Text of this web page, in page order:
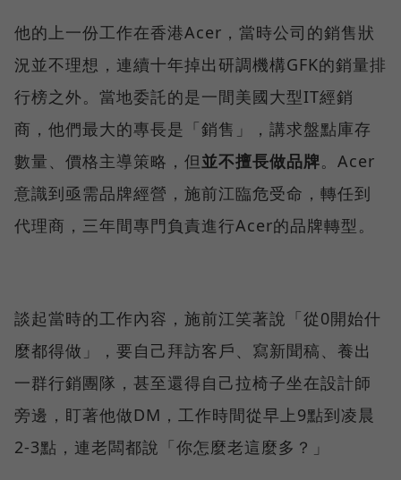
他的上一份工作在香港Acer，當時公司的銷售狀
況並不理想，連續十年掉出研調機構GFK的銷量排
行榜之外。當地委託的是一間美國大型IT經銷
商，他們最大的專長是「銷售」，講求盤點庫存
數量、價格主導策略，但並不擅長做品牌。Acer
意識到亟需品牌經營，施前江臨危受命，轉任到
代理商，三年間專門負責進行Acer的品牌轉型。
談起當時的工作內容，施前江笑著說「從0開始什
麼都得做」，要自己拜訪客戶、寫新聞稿、養出
一群行銷團隊，甚至還得自己拉椅子坐在設計師
旁邊，盯著他做DM，工作時間從早上9點到凌晨
2-3點，連老闆都說「你怎麼老這麼多？」